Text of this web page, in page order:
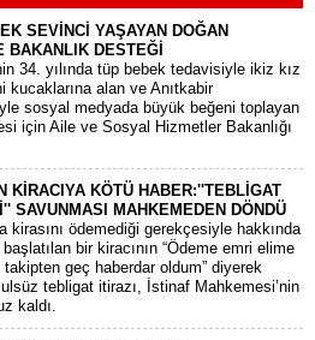
SEVİNCİ YAŞAYAN DOĞAN
BAKANLIK DESTEĞİ
34. yılında tüp bebek tedavisiyle ikiz kız
kucaklarına alan ve Anıtkabir
sosyal medyada büyük beğeni toplayan
için Aile ve Sosyal Hizmetler Bakanlığı
KİRACIYA KÖTÜ HABER:''TEBLİGAT
SAVUNMASI MAHKEMEDEN DÖNDÜ
kirasını ödemediği gerekçesiyle hakkında
bir kiracının “Ödeme emri elime
takipten geç haberdar oldum” diyerek
tebligat itirazı, İstinaf Mahkemesi’nin
kaldı.